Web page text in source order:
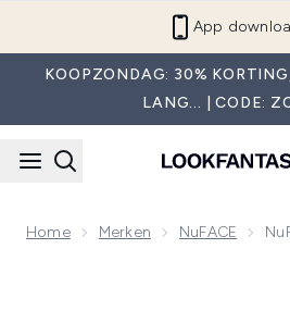
App
KOOPZONDAG: 30%
LANG... | CODE:
Home Merken NuFACE